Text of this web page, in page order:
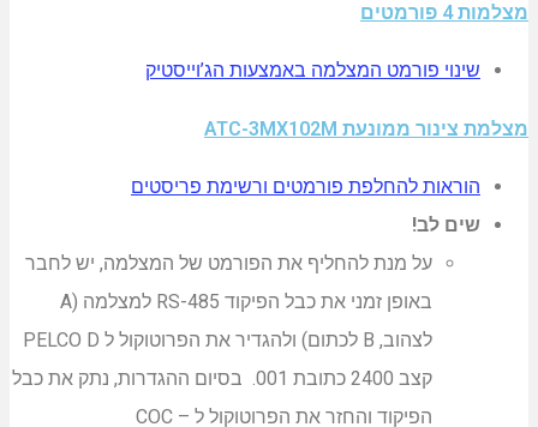
מצלמות 4 פורמטים
שינוי פורמט המצלמה באמצעות הג’וייסטיק
מצלמת צינור ממונעת ATC-3MX102M
הוראות להחלפת פורמטים ורשימת פריסטים
שים לב!
על מנת להחליף את הפורמט של המצלמה, יש לחבר
באופן זמני את כבל הפיקוד RS-485 למצלמה (A
לצהוב, B לכתום) ולהגדיר את הפרוטוקול ל PELCO D
קצב 2400 כתובת 001. בסיום ההגדרות, נתק את כבל
הפיקוד והחזר את הפרוטוקול ל – COC